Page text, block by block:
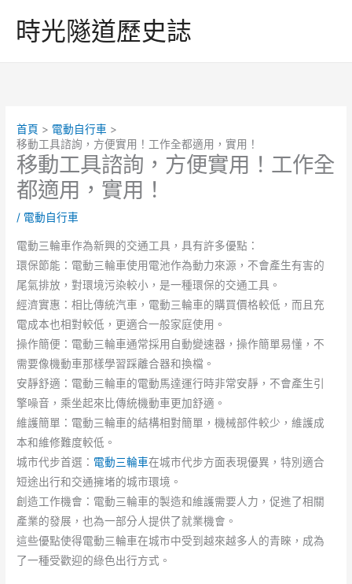
時光隧道歷史誌
首頁
電動自行車
移動工具諮詢，方便實用！工作全都適用，實用！
移動工具諮詢，方便實用！工作全
都適用，實用！
/ 電動自行車
電動三輪車作為新興的交通工具，具有許多優點：
環保節能：電動三輪車使用電池作為動力來源，不會產生有害的
尾氣排放，對環境污染較小，是一種環保的交通工具。
經濟實惠：相比傳統汽車，電動三輪車的購買價格較低，而且充
電成本也相對較低，更適合一般家庭使用。
操作簡便：電動三輪車通常採用自動變速器，操作簡單易懂，不
需要像機動車那樣學習踩離合器和換檔。
安靜舒適：電動三輪車的電動馬達運行時非常安靜，不會產生引
擎噪音，乘坐起來比傳統機動車更加舒適。
維護簡單：電動三輪車的結構相對簡單，機械部件較少，維護成
本和維修難度較低。
城市代步首選： 電動三輪車在城市代步方面表現優異，特別適合
短途出行和交通擁堵的城市環境。
創造工作機會：電動三輪車的製造和維護需要人力，促進了相關
產業的發展，也為一部分人提供了就業機會。
這些優點使得電動三輪車在城市中受到越來越多人的青睞，成為
了一種受歡迎的綠色出行方式。